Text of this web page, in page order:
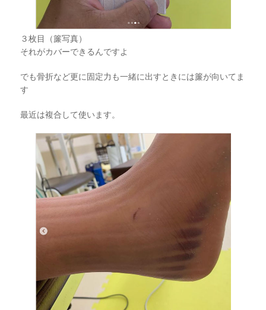
３枚目（簾写真）
それがカバーできるんですよ
でも骨折など更に固定力も一緒に出すときには簾が向いてま
す
最近は複合して使います。